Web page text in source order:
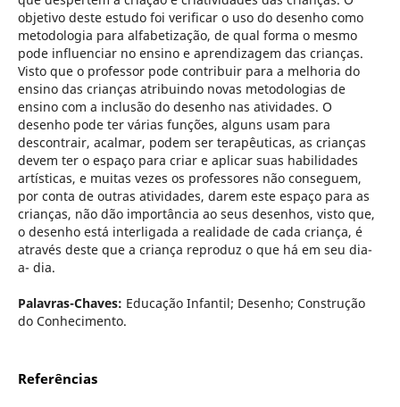
objetivo deste estudo foi verificar o uso do desenho como
metodologia para alfabetização, de qual forma o mesmo
pode influenciar no ensino e aprendizagem das crianças.
Visto que o professor pode contribuir para a melhoria do
ensino das crianças atribuindo novas metodologias de
ensino com a inclusão do desenho nas atividades. O
desenho pode ter várias funções, alguns usam para
descontrair, acalmar, podem ser terapêuticas, as crianças
devem ter o espaço para criar e aplicar suas habilidades
artísticas, e muitas vezes os professores não conseguem,
por conta de outras atividades, darem este espaço para as
crianças, não dão importância ao seus desenhos, visto que,
o desenho está interligada a realidade de cada criança, é
através deste que a criança reproduz o que há em seu dia-
a- dia.
Palavras-Chaves: Educação Infantil; Desenho; Construção
do Conhecimento.
Referências